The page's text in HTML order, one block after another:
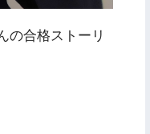
の合格ストーリ